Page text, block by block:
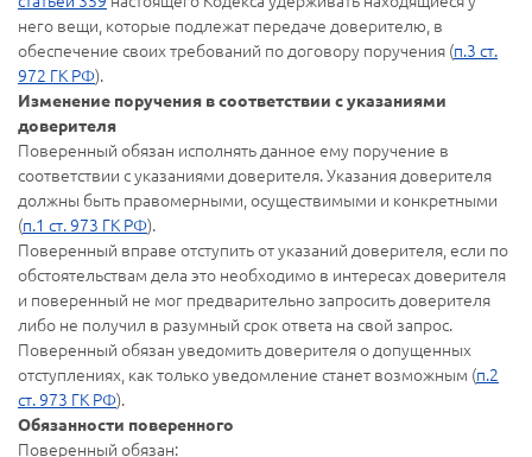
него вещи, которые подлежат передаче доверителю, в
обеспечение своих требований по договору поручения (п.3 ст.
972 ГК РФ).
Изменение поручения в соответствии с указаниями
доверителя
Поверенный обязан исполнять данное ему поручение в
соответствии с указаниями доверителя. Указания доверителя
должны быть правомерными, осуществимыми и конкретными
(п.1 ст. 973 ГК РФ).
Поверенный вправе отступить от указаний доверителя, если по
обстоятельствам дела это необходимо в интересах доверителя
и поверенный не мог предварительно запросить доверителя
либо не получил в разумный срок ответа на свой запрос.
Поверенный обязан уведомить доверителя о допущенных
отступлениях, как только уведомление станет возможным (п.2
ст. 973 ГК РФ).
Обязанности поверенного
Поверенный обязан: